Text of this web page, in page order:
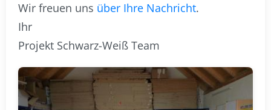
Wir freuen uns über Ihre Nachricht.
Ihr
Projekt Schwarz-Weiß Team